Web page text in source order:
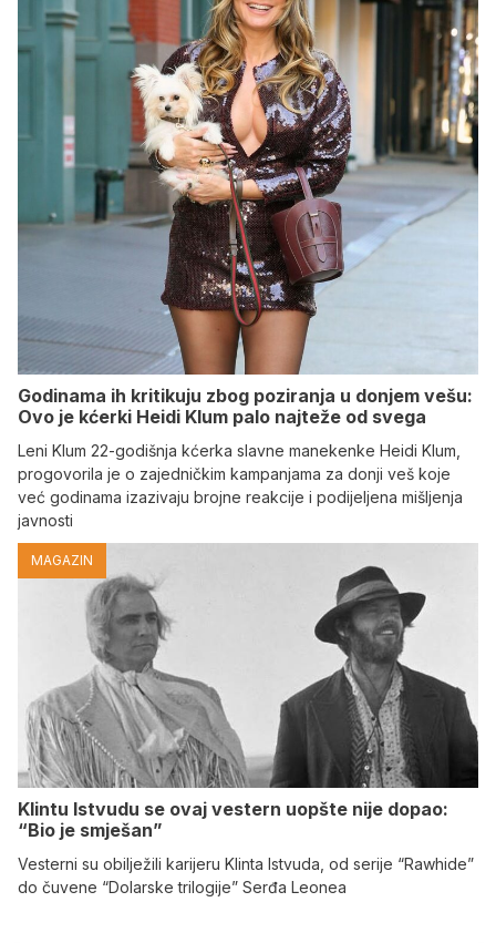
Godinama ih kritikuju zbog poziranja u donjem vešu:
Ovo je kćerki Heidi Klum palo najteže od svega
Leni Klum 22-godišnja kćerka slavne manekenke Heidi Klum,
progovorila je o zajedničkim kampanjama za donji veš koje
već godinama izazivaju brojne reakcije i podijeljena mišljenja
javnosti
MAGAZIN
Klintu Istvudu se ovaj vestern uopšte nije dopao:
“Bio je smješan”
Vesterni su obilježili karijeru Klinta Istvuda, od serije “Rawhide”
do čuvene “Dolarske trilogije” Serđa Leonea